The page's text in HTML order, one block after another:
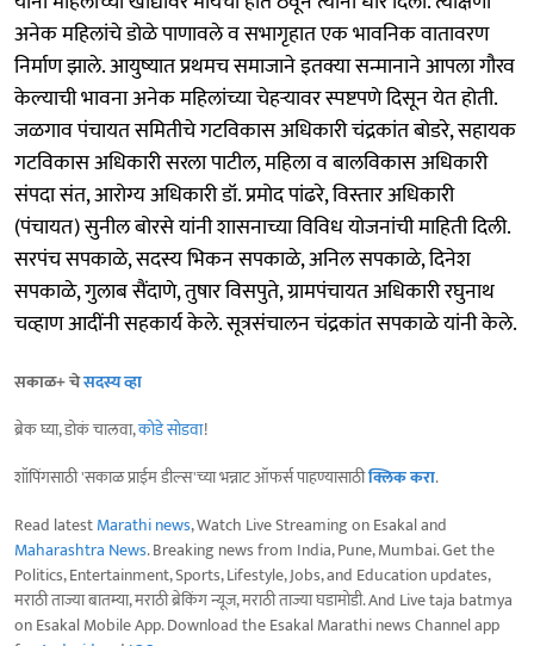
अनेक महिलांचे डोळे पाणावले व सभागृहात एक भावनिक वातावरण
निर्माण झाले. आयुष्यात प्रथमच समाजाने इतक्या सन्मानाने आपला गौरव
केल्याची भावना अनेक महिलांच्या चेहऱ्यावर स्पष्टपणे दिसून येत होती.
जळगाव पंचायत समितीचे गटविकास अधिकारी चंद्रकांत बोडरे, सहायक
गटविकास अधिकारी सरला पाटील, महिला व बालविकास अधिकारी
संपदा संत, आरोग्य अधिकारी डॉ. प्रमोद पांढरे, विस्तार अधिकारी
(पंचायत) सुनील बोरसे यांनी शासनाच्या विविध योजनांची माहिती दिली.
सरपंच सपकाळे, सदस्य भिकन सपकाळे, अनिल सपकाळे, दिनेश
सपकाळे, गुलाब सैंदाणे, तुषार विसपुते, ग्रामपंचायत अधिकारी रघुनाथ
चव्हाण आदींनी सहकार्य केले. सूत्रसंचालन चंद्रकांत सपकाळे यांनी केले.
सकाळ+ चेसदस्य व्हा
ब्रेक घ्या, डोकं चालवा,कोडे सोडवा!
शॉपिंगसाठी 'सकाळ प्राईम डील्स'च्या भन्नाट ऑफर्स पाहण्यासाठीक्लिक करा.
Read latestMarathi news, Watch Live Streaming on Esakal and
Maharashtra News. Breaking news from India, Pune, Mumbai. Get the
Politics, Entertainment, Sports, Lifestyle, Jobs, and Education updates,
मराठी ताज्या बातम्या, मराठी ब्रेकिंग न्यूज, मराठी ताज्या घडामोडी. And Live taja batmya
on Esakal Mobile App. Download the Esakal Marathi news Channel app